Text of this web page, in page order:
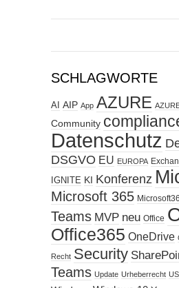
SCHLAGWORTE
AI AIP App AZURE
Community
Datenschutz
DSGVO EU EUROPA
IGNITE KI Konferenz
Microsoft 365
Teams MVP neu Office
Office365 OneDrive
Recht Security
Teams Update Urheberrecht